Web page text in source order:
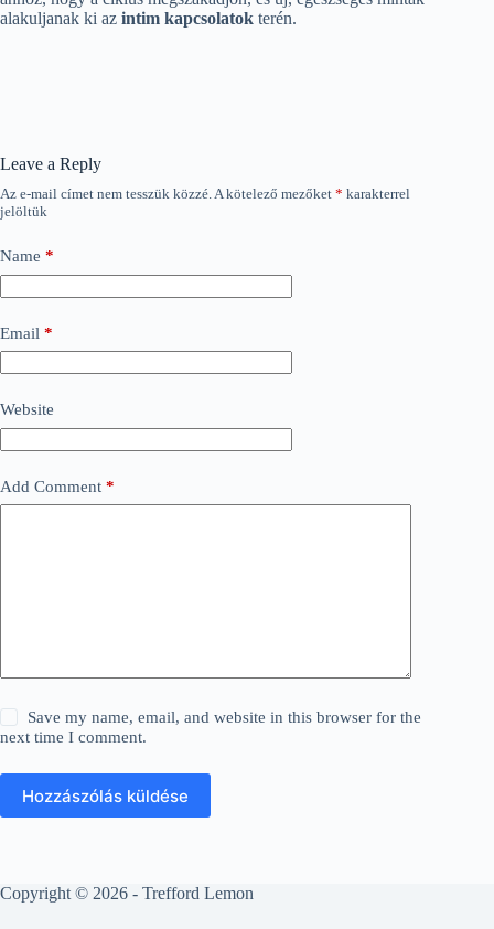
alakuljanak ki az intim kapcsolatok terén.
Leave a Reply
Az e-mail címet nem tesszük közzé.A kötelező mezőket * karakterrel
jelöltük
Name *
Email *
Website
Add Comment *
Save my name, email, and website in this browser for the
next time I comment.
Hozzászólás küldése
Copyright © 2026 - Trefford Lemon